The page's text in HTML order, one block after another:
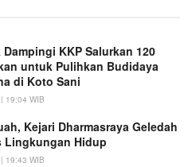
KKP Salurkan 120
untuk Pulihkan Budidaya
di Koto Sani
19:04 WIB
Kejari Dharmasraya Geledah
Lingkungan Hidup
19:43 WIB